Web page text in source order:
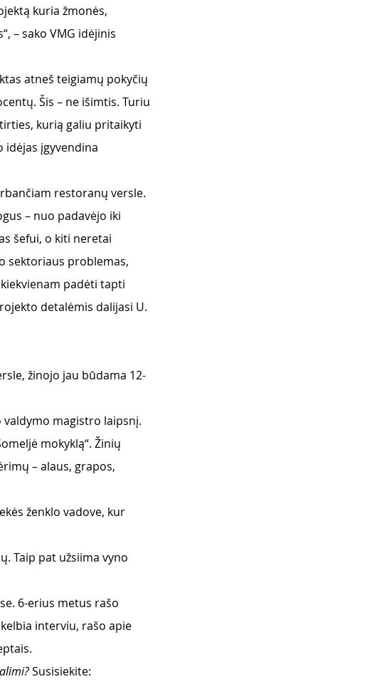
kuria žmonės,
– sako VMG idėjinis
atneš teigiamų pokyčių
Šis – ne išimtis. Turiu
kurią galiu pritaikyti
idėjas įgyvendina
restoranų versle.
– nuo padavėjo iki
šefui, o kiti neretai
sektoriaus problemas,
padėti tapti
detalėmis dalijasi U.
žinojo jau būdama 12-
magistro laipsnį.
mokyklą“. Žinių
– alaus, grapos,
ženklo vadove, kur
Taip pat užsiima vyno
6-erius metus rašo
interviu, rašo apie
Susisiekite: